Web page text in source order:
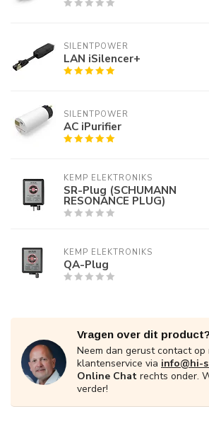
SILENTPOWER
LAN iSilencer+
SILENTPOWER
AC iPurifier
KEMP ELEKTRONIKS
SR-Plug (SCHUMANN
RESONANCE PLUG)
KEMP ELEKTRONIKS
QA-Plug
Vragen over dit
Neem dan gerust contact op
klantenservice via info@hi-
Online Chat rechts onder.
verder!